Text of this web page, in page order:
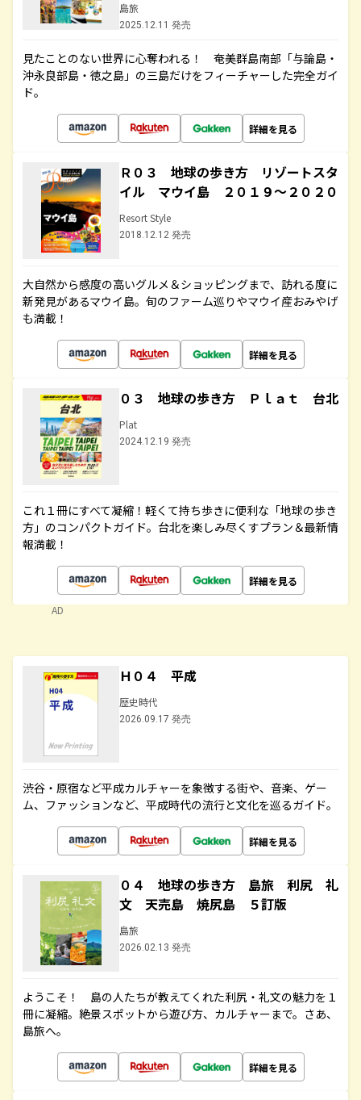
島旅
2025.12.11 発売
見たことのない世界に心奪われる！ 奄美群島南部「与論島・
沖永良部島・徳之島」の三島だけをフィーチャーした完全ガイ
ド。
詳細を見る
Ｒ０３ 地球の歩き方 リゾートスタ
イル マウイ島 ２０１９～２０２０
Resort Style
2018.12.12 発売
大自然から感度の高いグルメ＆ショッピングまで、訪れる度に
新発見があるマウイ島。旬のファーム巡りやマウイ産おみやげ
も満載！
詳細を見る
０３ 地球の歩き方 Ｐｌａｔ 台北
Plat
2024.12.19 発売
これ１冊にすべて凝縮！軽くて持ち歩きに便利な「地球の歩き
方」のコンパクトガイド。台北を楽しみ尽くすプラン＆最新情
報満載！
詳細を見る
AD
Ｈ０４ 平成
歴史時代
2026.09.17 発売
渋谷・原宿など平成カルチャーを象徴する街や、音楽、ゲー
ム、ファッションなど、平成時代の流行と文化を巡るガイド。
詳細を見る
０４ 地球の歩き方 島旅 利尻 礼
文 天売島 焼尻島 ５訂版
島旅
2026.02.13 発売
ようこそ！ 島の人たちが教えてくれた利尻・礼文の魅力を１
冊に凝縮。絶景スポットから遊び方、カルチャーまで。さあ、
島旅へ。
詳細を見る